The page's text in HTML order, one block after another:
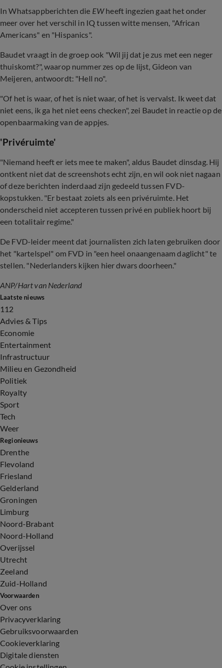
In Whatsappberichten die EWheeft ingezien gaat het onder
meer over het verschil in IQ tussen witte mensen, "African
Americans" en "Hispanics".
Baudet vraagt in de groep ook "Wil jij dat je zus met een neger
thuiskomt?", waarop nummer zes op de lijst, Gideon van
Meijeren, antwoordt: "Hell no".
"Of het is waar, of het is niet waar, of het is vervalst. Ik weet dat
niet eens, ik ga het niet eens checken", zei Baudet in reactie op de
openbaarmaking van de appjes.
'Privéruimte'
"Niemand heeft er iets mee te maken", aldus Baudet dinsdag. Hij
ontkent niet dat de screenshots echt zijn, en wil ook niet nagaan
of deze berichten inderdaad zijn gedeeld tussen FVD-
kopstukken. "Er bestaat zoiets als een privéruimte. Het
onderscheid niet accepteren tussen privé en publiek hoort bij
een totalitair regime."
De FVD-leider meent dat journalisten zich laten gebruiken door
het "kartelspel" om FVD in "een heel onaangenaam daglicht" te
stellen. "Nederlanders kijken hier dwars doorheen."
ANP/Hart van Nederland
Laatste nieuws
112
Advies & Tips
Economie
Entertainment
Infrastructuur
Milieu en Gezondheid
Politiek
Royalty
Sport
Tech
Weer
Regionieuws
Drenthe
Flevoland
Friesland
Gelderland
Groningen
Limburg
Noord-Brabant
Noord-Holland
Overijssel
Utrecht
Zeeland
Zuid-Holland
Voorwaarden
Over ons
Privacyverklaring
Gebruiksvoorwaarden
Cookieverklaring
Digitale diensten